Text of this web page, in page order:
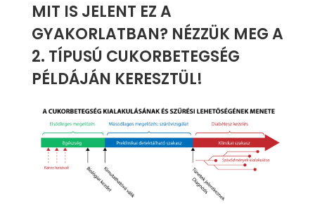
MIT IS JELENT EZ A
GYAKORLATBAN? NÉZZÜK MEG A
2. TÍPUSÚ CUKORBETEGSÉG
PÉLDÁJÁN KERESZTÜL!